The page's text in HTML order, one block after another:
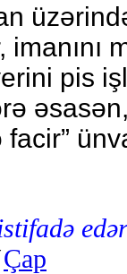
imanını
pis
Çap